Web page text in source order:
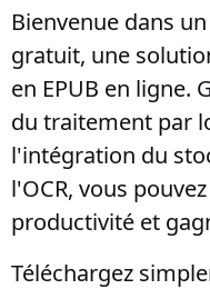
Bienvenue dans
gratuit, une
en EPUB en ligne.
du traitement par
l'intégration du
l'OCR, vous
productivité et
Téléchargez